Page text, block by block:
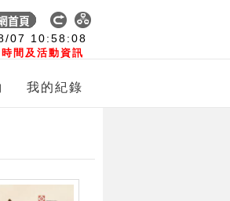
07 10:58:09
間及活動資訊
我的紀錄